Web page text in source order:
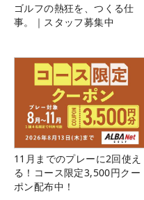
ゴルフの熱狂を、つくる仕
事。｜スタッフ募集中
11月までのプレーに2回使え
る！コース限定3,500円クー
ポン配布中！